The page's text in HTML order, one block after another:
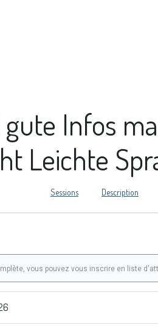
Infos
Leichte
Sessions Description
vous pouvez vous inscrire en liste